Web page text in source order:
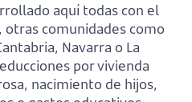
aquí todas con el
comunidades como
Navarra o La
por vivienda
nacimiento de hijos,